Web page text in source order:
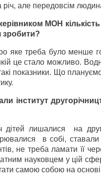
але передовсім
МОН
зробити?
яке треба було менше
це стало можливо.
показники. Що
інститут
лишалися на
в собі,
не треба ламати її
науковцем у цій
самою собою на основі